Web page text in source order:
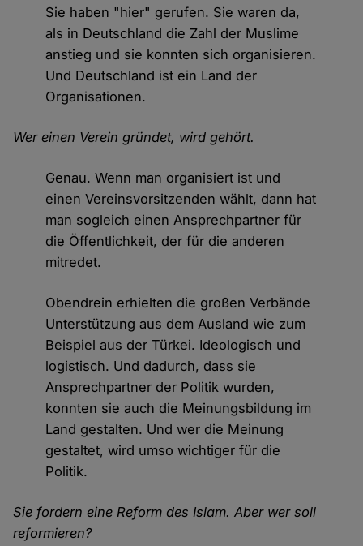
Sie haben "hier" gerufen. Sie waren da,
als in Deutschland die Zahl der Muslime
anstieg und sie konnten sich organisieren.
Und Deutschland ist ein Land der
Organisationen.
Wer einen Verein gründet, wird gehört.
Genau. Wenn man organisiert ist und
einen Vereinsvorsitzenden wählt, dann hat
man sogleich einen Ansprechpartner für
die Öffentlichkeit, der für die anderen
mitredet.
Obendrein erhielten die großen Verbände
Unterstützung aus dem Ausland wie zum
Beispiel aus der Türkei. Ideologisch und
logistisch. Und dadurch, dass sie
Ansprechpartner der Politik wurden,
konnten sie auch die Meinungsbildung im
Land gestalten. Und wer die Meinung
gestaltet, wird umso wichtiger für die
Politik.
Sie fordern eine Reform des Islam. Aber wer soll
reformieren?